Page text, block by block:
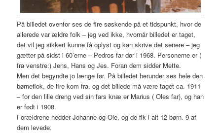
På billedet ovenfor ses de fire søskende på et tidspunkt, hvor de
allerede var ældre folk – jeg ved ikke, hvornår billedet er taget,
det vil jeg sikkert kunne få oplyst og kan skrive det senere – jeg
gætter på sidst i 60’erne – Pedros far dør i 1968. Personerne er (
fra venstre:) Jens, Hans og Jes. Foran dem sidder Mette.
Men det begyndte jo længe før. På billedet herunder ses hele den
børneflok, de fire kom fra, og det billede må være taget ca. 1911
– for den lille dreng ved sin fars knæ er Marius ( Oles far), og han
er født i 1908.
Forældrene hedder Johanne og Ole, og de fik i alt 12 børn. 9 af
dem levede.